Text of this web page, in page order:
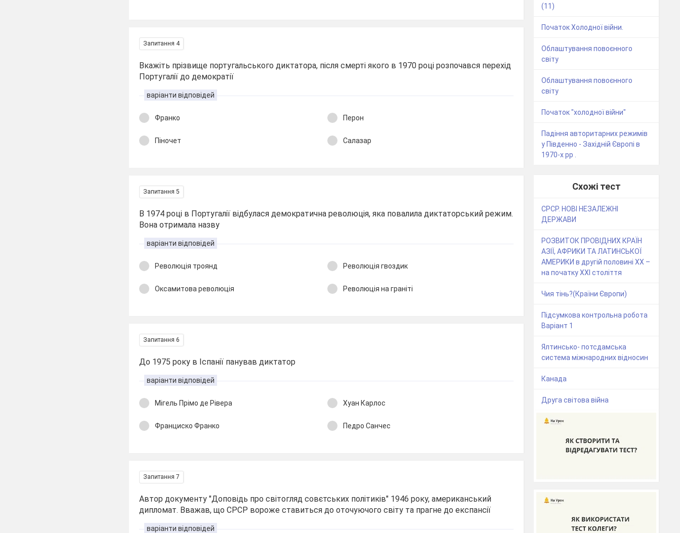
Запитання 4
Вкажіть прізвище португальського диктатора, після смерті якого в 1970 році розпочався перехід
Португалії до демократії
варіанти відповідей
Франко Перон
Піночет Салазар
Запитання 5
В 1974 році в Португалії відбулася демократична революція, яка повалила диктаторський режим.
Вона отримала назву
варіанти відповідей
Революція троянд Революція гвоздик
Оксамитова революція Революція на граніті
Запитання 6
До 1975 року в Іспанії панував диктатор
варіанти відповідей
Мігель Прімо де Рівера Хуан Карлос
Франциско Франко Педро Санчес
Запитання 7
Автор документу "Доповідь про світогляд совєтських політиків" 1946 року, американський
дипломат. Вважав, що СРСР вороже ставиться до оточуючого світу та прагне до експансії
варіанти відповідей
(11)
Початок Холодної війни.
Облаштування повоєнного
світу
Облаштування повоєнного
світу
Початок "холодної війни"
Падіння авторитарних режимів
у Південно - Західній Європі в
1970-х рр .
Схожі тест
СРСР. НОВІ НЕЗАЛЕЖНІ
ДЕРЖАВИ
РОЗВИТОК ПРОВІДНИХ КРАЇН
АЗІЇ, АФРИКИ ТА ЛАТИНСЬКОЇ
АМЕРИКИ в другій половині ХХ –
на початку ХХІ століття
Чия тінь?(Країни Європи)
Підсумкова контрольна робота
Варіант 1
Ялтинсько- потсдамська
система міжнародних відносин
Канада
Друга світова війна